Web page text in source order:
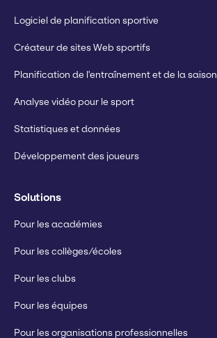
Logiciel de planification sportive
Créateur de sites Web sportifs
Planification de l'entraînement et de la saison
Analyse vidéo pour le sport
Statistiques et données
Développement des joueurs
Solutions
Pour les académies
Pour les collèges/écoles
Pour les clubs
Pour les équipes
Pour les organisations professionnelles